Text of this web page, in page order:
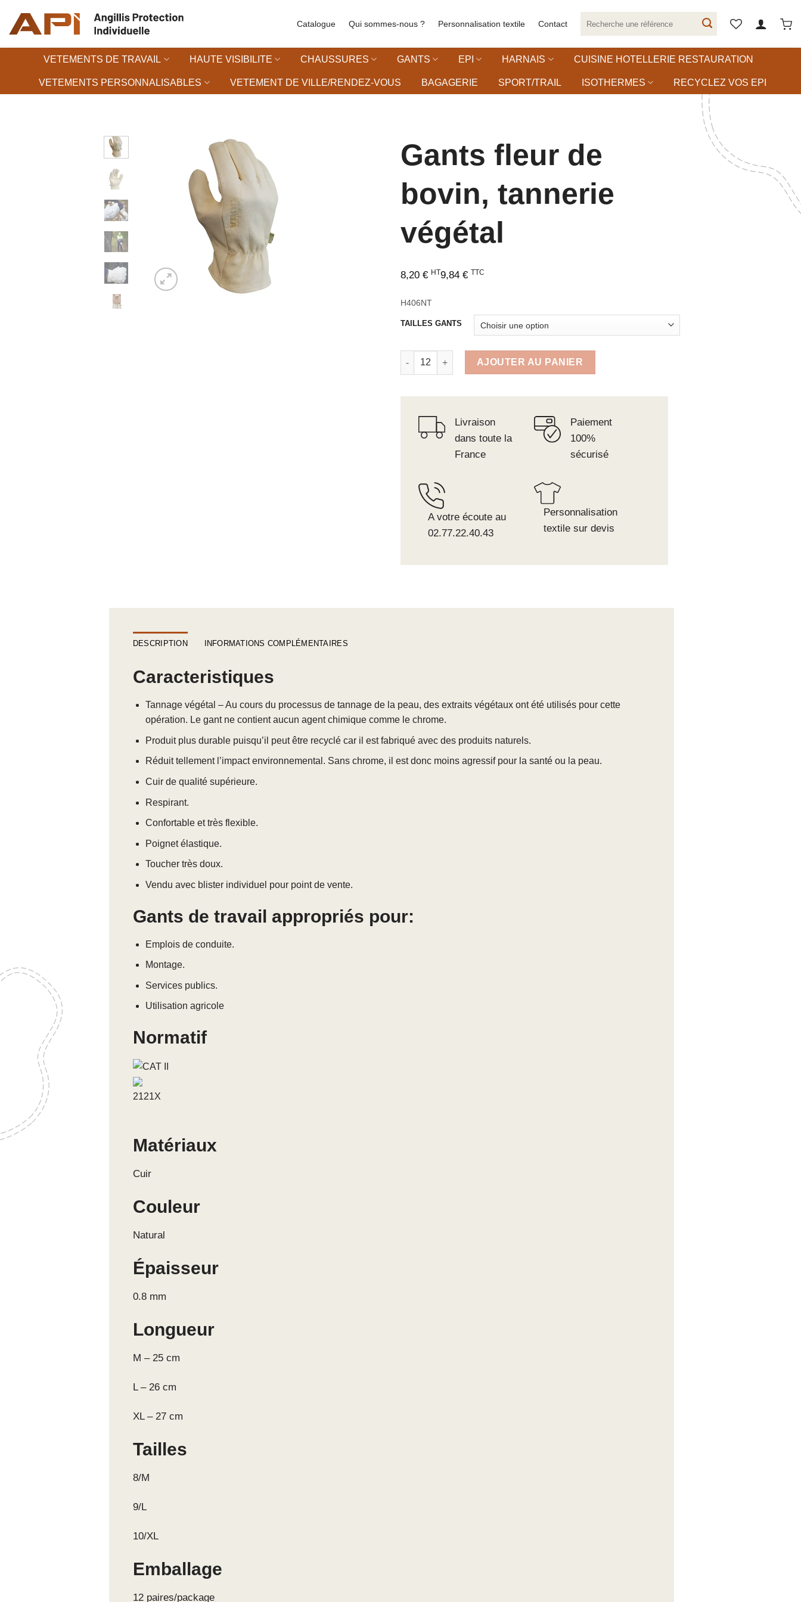
contenu
Catalogue Qui sommes-nous ? Personnalisation textile Contact
pour :
VETEMENTS DE TRAVAIL HAUTE VISIBILITE CHAUSSURES GANTS EPI HARNAIS CUISINE HOTELLERIE RESTAURATION
VETEMENTS PERSONNALISABLES VETEMENT DE VILLE/RENDEZ-VOUS BAGAGERIE SPORT/TRAIL ISOTHERMES RECYCLEZ VOS EPI
Ajouter à la liste d’envies
Gants fleur de
bovin, tannerie
végétal
8,20 € HT9,84 € TTC
H406NT
TAILLES GANTS
quantité de Gants fleur de bovin, tannerie végétal
AJOUTER AU PANIER
Livraison
dans toute la
France
Paiement
100%
sécurisé
A votre écoute au
02.77.22.40.43
Personnalisation
textile sur devis
DESCRIPTION INFORMATIONS COMPLÉMENTAIRES
Caracteristiques
Tannage végétal – Au cours du processus de tannage de la peau, des extraits végétaux ont été utilisés pour cette
opération. Le gant ne contient aucun agent chimique comme le chrome.
Produit plus durable puisqu’il peut être recyclé car il est fabriqué avec des produits naturels.
Réduit tellement l’impact environnemental. Sans chrome, il est donc moins agressif pour la santé ou la peau.
Cuir de qualité supérieure.
Respirant.
Confortable et très flexible.
Poignet élastique.
Toucher très doux.
Vendu avec blister individuel pour point de vente.
Gants de travail appropriés pour:
Emplois de conduite.
Montage.
Services publics.
Utilisation agricole
Normatif
2121X
Matériaux
Cuir
Couleur
Natural
Épaisseur
0.8 mm
Longueur
M – 25 cm
L – 26 cm
XL – 27 cm
Tailles
8/M
9/L
10/XL
Emballage
12 paires/package